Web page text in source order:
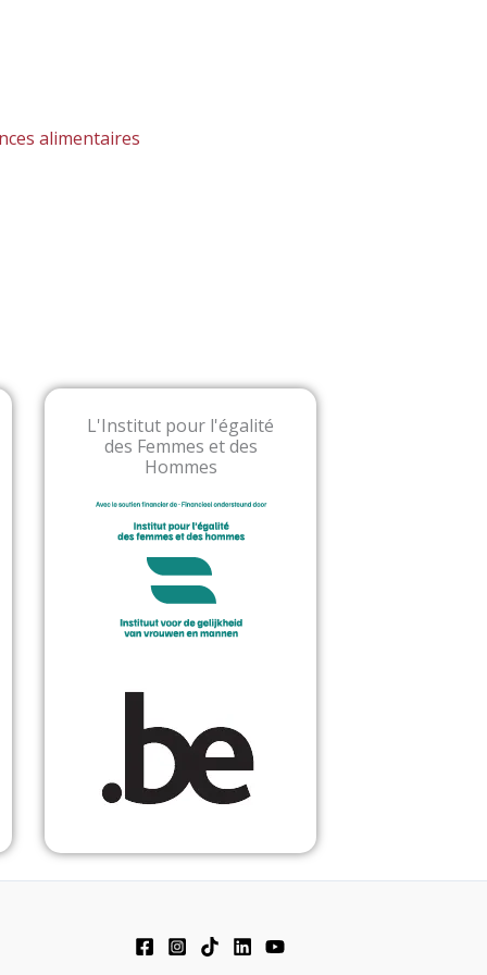
alimentaires
L'Institut pour l'égalité
des Femmes et des
Hommes